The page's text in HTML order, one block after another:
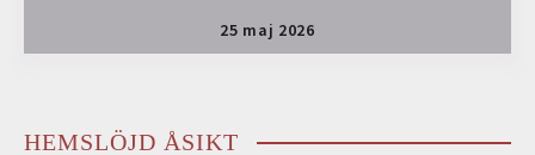
25 maj 2026
HEMSLÖJD ÅSIKT